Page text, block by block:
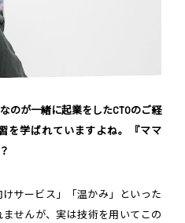
のが一緒に起業をしたCTOのご経
を学ばれていますよね。『ママ
サービス」「温かみ」といった
せんが、実は技術を用いてこの